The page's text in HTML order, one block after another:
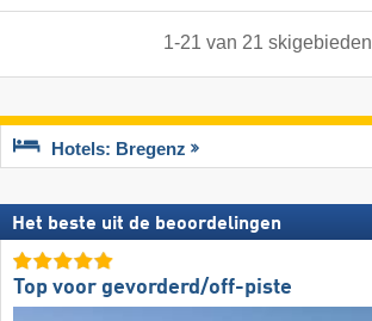
1-21 van 21 skigebieden
Hotels: Bregenz
Het beste uit de beoordelingen
Top voor gevorderd/off-piste